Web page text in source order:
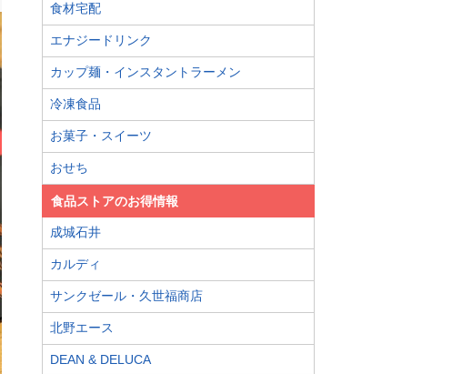
食材宅配
エナジードリンク
カップ麺・インスタントラーメン
冷凍食品
お菓子・スイーツ
おせち
食品ストアのお得情報
成城石井
カルディ
サンクゼール・久世福商店
北野エース
DEAN & DELUCA